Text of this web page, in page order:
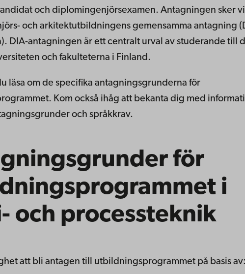
och diplomingenjörsexamen. Antagningen sker
och arkitektutbildningens gemensamma antagning
DIA-antagningen är ett centralt urval av studerande till
och fakulteterna i Finland.
läsa om de specifika antagningsgrunderna för
Kom också ihåg att bekanta dig med
och språkkrav.
för
i
och processteknik
att bli antagen till utbildningsprogrammet på basis av: